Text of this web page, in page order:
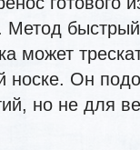
Метод
может
носке. Он
но не для